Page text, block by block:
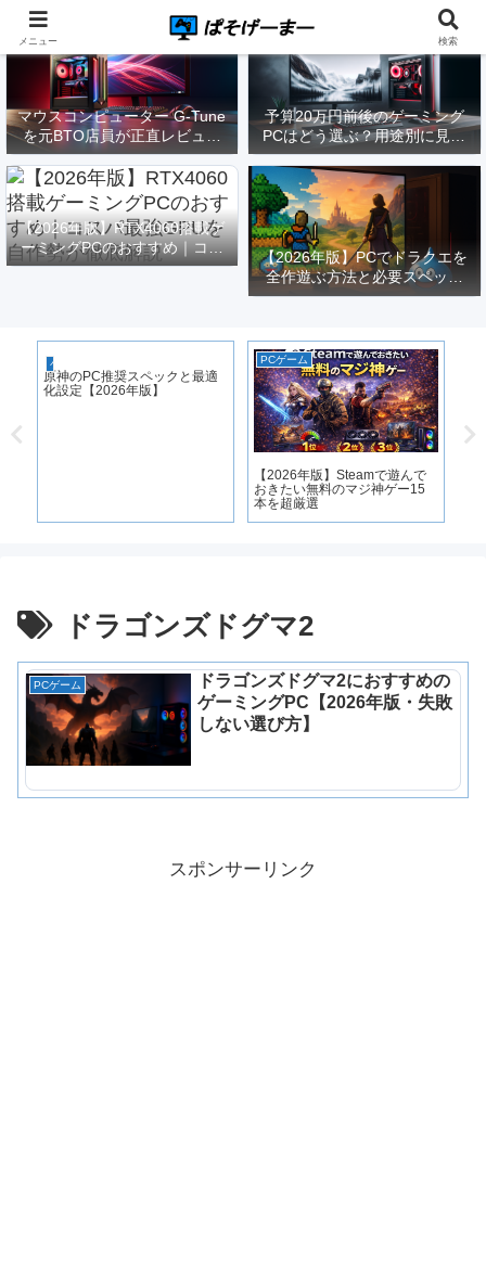
マウスコンピューター G-Tune
を元BTO店員が正直レビュー
｜実際どうなの？
予算20万円前後のゲーミング
PCはどう選ぶ？用途別に見る
構成と注意点【2026年版】
【2026年版】RTX4060搭載ゲ
ーミングPCのおすすめ｜コス
パ最強GPUを自作勢が徹底解
【2026年版】PCでドラクエを
全作遊ぶ方法と必要スペック
｜FF14勢がまとめてみた
ゲーミングPC
原神のPC推奨スペックと最適
化設定【2026年版】
PCゲーム
【2026年版】Steamで遊んで
おきたい無料のマジ神ゲー15
本を超厳選
ドラゴンズドグマ2
PCゲーム
ドラゴンズドグマ2におすすめの
ゲーミングPC【2026年版・失敗
しない選び方】
スポンサーリンク
メニュー 検索